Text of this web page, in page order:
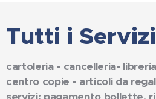
Tutti i Servizi
cartoleria - cancelleria- libreria
centro copie - articoli da